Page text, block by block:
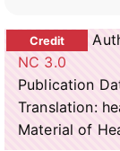
NC 3.0
Publication
Translation:
Material of